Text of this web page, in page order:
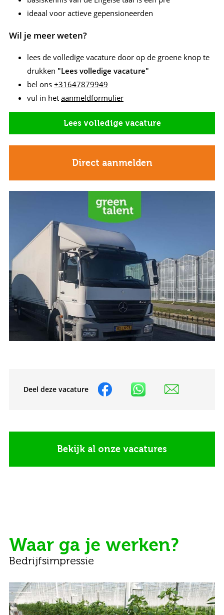
ideaal voor actieve gepensioneerden
Wil je meer weten?
lees de volledige vacature door op de groene knop te
drukken "Lees volledige vacature"
bel ons +31647879949
vul in het aanmeldformulier
Lees volledige vacature
Direct aanmelden
Deel deze vacature
Bekijk al onze vacatures
Waar ga je werken?
Bedrijfsimpressie